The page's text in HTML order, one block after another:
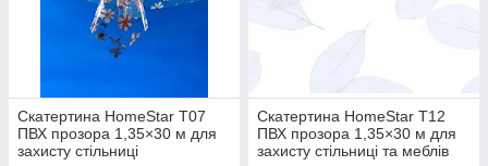
Скатертина HomeStar T07
ПВХ прозора 1,35×30 м для
захисту стільниці
Скатертина HomeStar T12
ПВХ прозора 1,35×30 м для
захисту стільниці та меблів